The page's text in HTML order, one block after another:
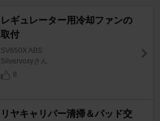
レギュレーター用冷却ファンの
取付
SV650X ABS
Silvervoxyさん
8
リヤキャリパー清掃＆パッド交